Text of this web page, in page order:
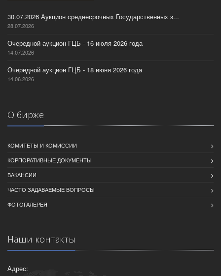
30.07.2026 Аукцион среднесрочных Государственных з...
28.07.2026
Очередной аукцион ГЦБ - 16 июля 2026 года
14.07.2026
Очередной аукцион ГЦБ - 18 июня 2026 года
14.06.2026
О бирже
КОМИТЕТЫ И КОМИССИИ
КОРПОРАТИВНЫЕ ДОКУМЕНТЫ
ВАКАНСИИ
ЧАСТО ЗАДАВАЕМЫЕ ВОПРОСЫ
ФОТОГАЛЕРЕЯ
Наши контакты
Адрес: